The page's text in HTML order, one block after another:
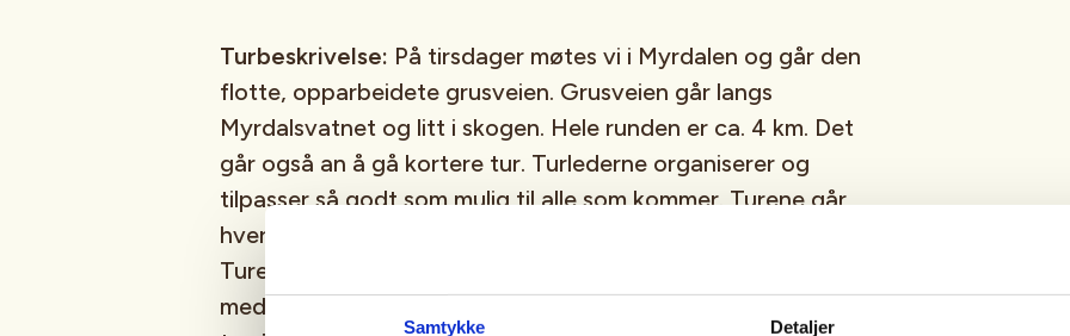
Samtykke Detaljer
Turbeskrivelse: På tirsdager møtes vi i Myrdalen og går den
flotte, opparbeidete grusveien. Grusveien går langs
Myrdalsvatnet og litt i skogen. Hele runden er ca. 4 km. Det
går også an å gå kortere tur. Turlederne organiserer og
tilpasser så godt som mulig til alle som kommer. Turene går
hver tirsdag bortsett fra i ferier og på offentlige høytidsdager.
Turene varer i ca. 2 timer. Vi spiser lunsj underveis, så ta gjerne
med litt mat og drikke. Kle deg etter været og bli med ut på